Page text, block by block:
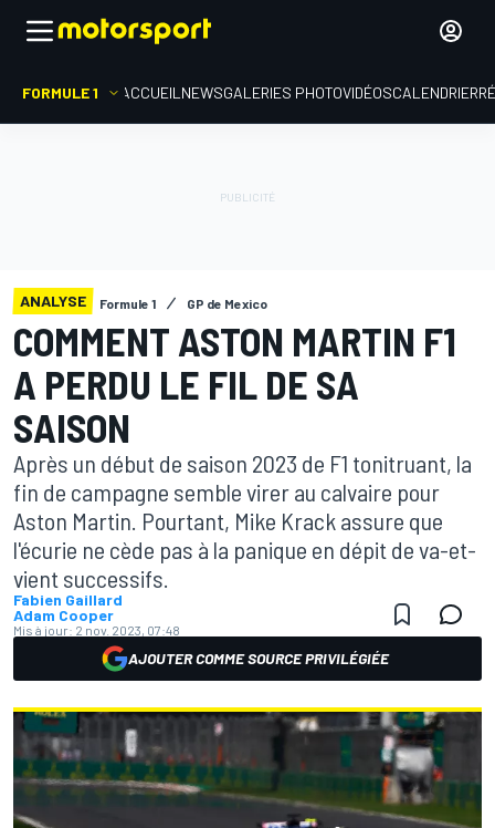
FORMULE 1 ACCUEIL NEWSGALERIES PHOTOVIDÉOSCALENDRIER
ANALYSE Formule 1 GP de Mexico
COMMENT ASTON MARTIN F1
A PERDU LE FIL DE SA
SAISON
Après un début de saison 2023 de F1 tonitruant, la
fin de campagne semble virer au calvaire pour
Aston Martin. Pourtant, Mike Krack assure que
l'écurie ne cède pas à la panique en dépit de va-et-
vient successifs.
Fabien Gaillard
Adam Cooper
Mis à jour: 2 nov. 2023, 07:48
AJOUTER COMME SOURCE PRIVILÉGIÉE